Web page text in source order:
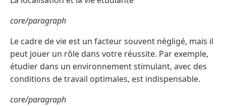
core/paragraph
Le cadre de vie est un facteur souvent négligé, mais il
peut jouer un rôle dans votre réussite. Par exemple,
étudier dans un environnement stimulant, avec des
conditions de travail optimales, est indispensable.
core/paragraph